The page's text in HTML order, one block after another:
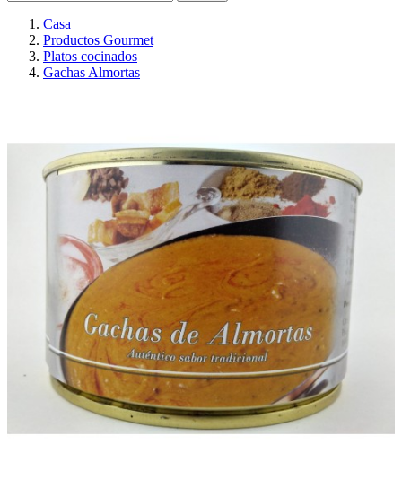
Casa
Productos Gourmet
Platos cocinados
Gachas Almortas